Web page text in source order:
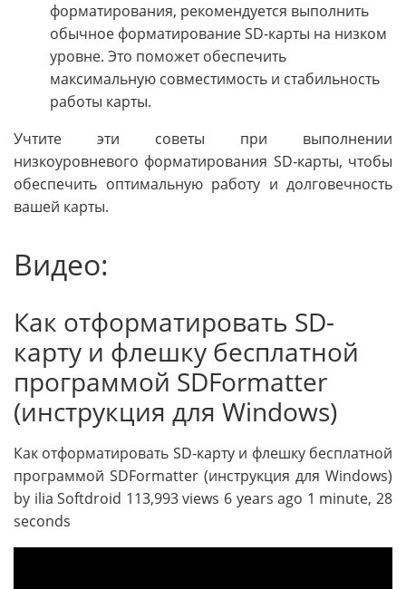
форматирования, рекомендуется выполнить
обычное форматирование SD-карты на низком
уровне. Это поможет обеспечить
максимальную совместимость и стабильность
работы карты.
Учтите эти советы при выполнении
низкоуровневого форматирования SD-карты, чтобы
обеспечить оптимальную работу и долговечность
вашей карты.
Видео:
Как отформатировать SD-
карту и флешку бесплатной
программой SDFormatter
(инструкция для Windows)
Как отформатировать SD-карту и флешку бесплатной
программой SDFormatter (инструкция для Windows)
by ilia Softdroid 113,993 views 6 years ago 1 minute, 28
seconds